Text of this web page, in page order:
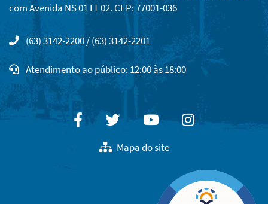
com Avenida NS 01 LT 02. CEP: 77001-036
(63) 3142-2200 / (63) 3142-2201
Atendimento ao público: 12:00 às 18:00
FacebookTwitterYoutubeInstagram
Mapa do site